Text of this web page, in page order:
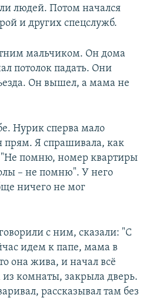
людей. Потом начался
и других спецслужб.
мальчиком. Он дома
потолок падать. Они
Он вышел, а мама не
Нурик сперва мало
прям. Я спрашивала, как
"Не помню, номер квартиры
– не помню". У него
ничего не мог
с ним, сказали: "С
идем к папе, мама в
она жива, и начал всё
комнаты, закрыла дверь.
рассказывал там без